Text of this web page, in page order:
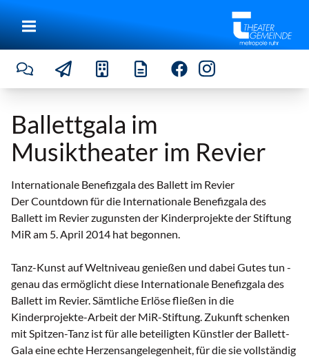
Ballettgala im
Musiktheater im Revier
Internationale Benefizgala des Ballett im Revier
Der Countdown für die Internationale Benefizgala des
Ballett im Revier zugunsten der Kinderprojekte der Stiftung
MiR am 5. April 2014 hat begonnen.
Tanz-Kunst auf Weltniveau genießen und dabei Gutes tun -
genau das ermöglicht diese Internationale Benefizgala des
Ballett im Revier. Sämtliche Erlöse fließen in die
Kinderprojekte-Arbeit der MiR-Stiftung. Zukunft schenken
mit Spitzen-Tanz ist für alle beteiligten Künstler der Ballett-
Gala eine echte Herzensangelegenheit, für die sie vollständig